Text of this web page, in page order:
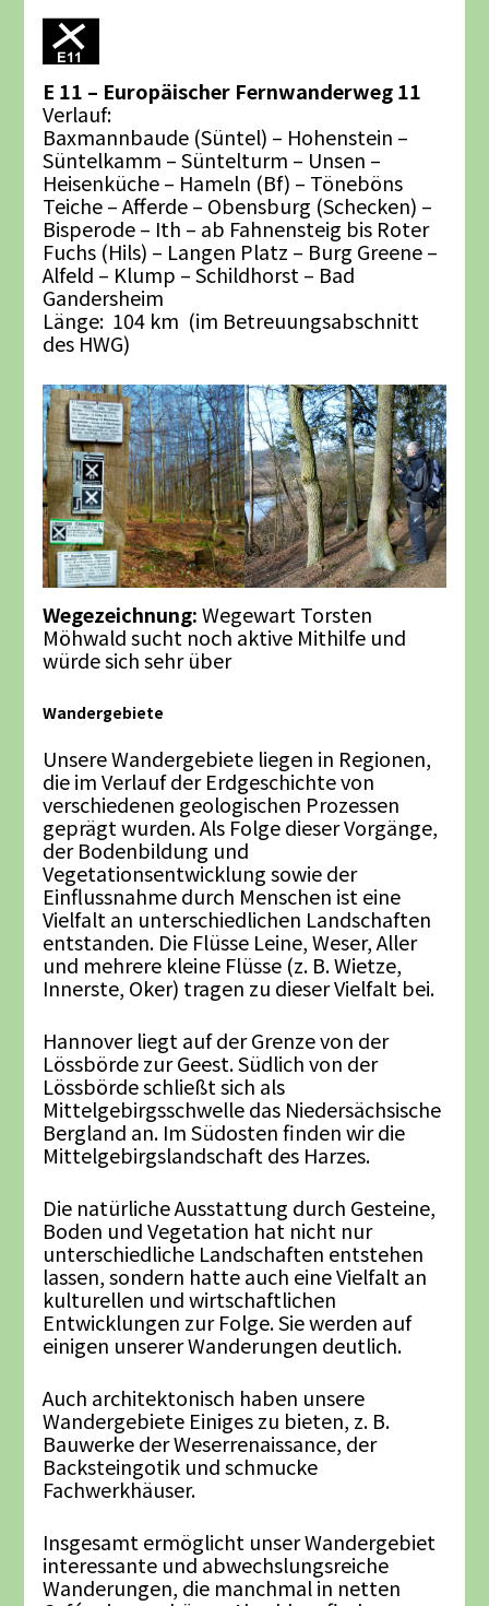
E 11 – Europäischer Fernwanderweg 11
Verlauf:
Baxmannbaude (Süntel) – Hohenstein –
Süntelkamm – Süntelturm – Unsen –
Heisenküche – Hameln (Bf) – Töneböns
Teiche – Afferde – Obensburg (Schecken) –
Bisperode – Ith – ab Fahnensteig bis Roter
Fuchs (Hils) – Langen Platz – Burg Greene –
Alfeld – Klump – Schildhorst – Bad
Gandersheim
Länge: 104 km (im Betreuungsabschnitt
des HWG)
Wegezeichnung:Wegewart Torsten
Möhwald sucht noch aktive Mithilfe und
würde sich sehr über
Wandergebiete
Unsere Wandergebiete liegen in Regionen,
die im Verlauf der Erdgeschichte von
verschiedenen geologischen Prozessen
geprägt wurden. Als Folge dieser Vorgänge,
der Bodenbildung und
Vegetationsentwicklung sowie der
Einflussnahme durch Menschen ist eine
Vielfalt an unterschiedlichen Landschaften
entstanden. Die Flüsse Leine, Weser, Aller
und mehrere kleine Flüsse (z. B. Wietze,
Innerste, Oker) tragen zu dieser Vielfalt bei.
Hannover liegt auf der Grenze von der
Lössbörde zur Geest. Südlich von der
Lössbörde schließt sich als
Mittelgebirgsschwelle das Niedersächsische
Bergland an. Im Südosten finden wir die
Mittelgebirgslandschaft des Harzes.
Die natürliche Ausstattung durch Gesteine,
Boden und Vegetation hat nicht nur
unterschiedliche Landschaften entstehen
lassen, sondern hatte auch eine Vielfalt an
kulturellen und wirtschaftlichen
Entwicklungen zur Folge. Sie werden auf
einigen unserer Wanderungen deutlich.
Auch architektonisch haben unsere
Wandergebiete Einiges zu bieten, z. B.
Bauwerke der Weserrenaissance, der
Backsteingotik und schmucke
Fachwerkhäuser.
Insgesamt ermöglicht unser Wandergebiet
interessante und abwechslungsreiche
Wanderungen, die manchmal in netten